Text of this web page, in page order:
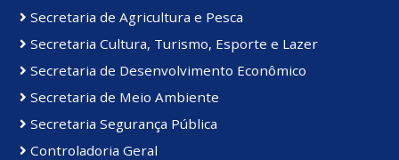
Secretaria de Agricultura e Pesca
Secretaria Cultura, Turismo, Esporte e Lazer
Secretaria de Desenvolvimento Econômico
Secretaria de Meio Ambiente
Secretaria Segurança Pública
Controladoria Geral